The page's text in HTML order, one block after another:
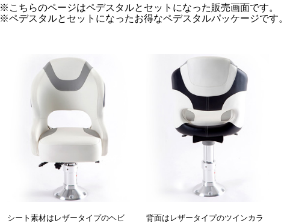
※こちらのページはペデスタルとセットになった販売画面です。
※ペデスタルとセットになったお得なペデスタルパッケージです。
シート素材はレザータイプのヘビ
背面はレザータイプのツインカラ